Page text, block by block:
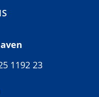
1192 23